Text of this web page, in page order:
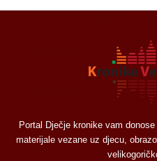
Portal Dječje kronike vam
materijale vezane uz djecu,